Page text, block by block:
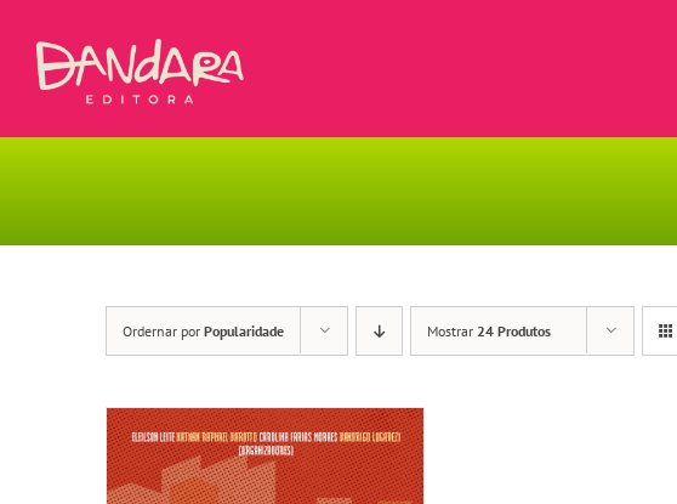
Ordernar por Popularidade Mostrar 24 Produtos